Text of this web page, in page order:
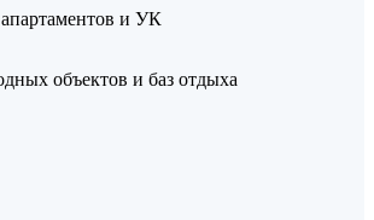
и УК
объектов и баз отдыха